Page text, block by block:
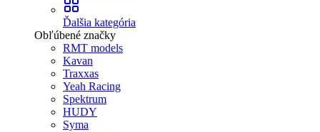
Ďalšia kategória
Obľúbené značky
RMT models
Kavan
Traxxas
Yeah Racing
Spektrum
HUDY
Syma